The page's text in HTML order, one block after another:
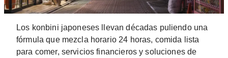
Los konbini japoneses llevan décadas puliendo una
fórmula que mezcla horario 24 horas, comida lista
para comer, servicios financieros y soluciones de